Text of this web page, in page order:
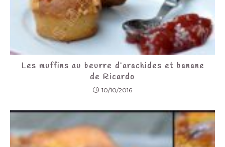
Les muffins au beurre d’arachides et banane
de Ricardo
10/10/2016